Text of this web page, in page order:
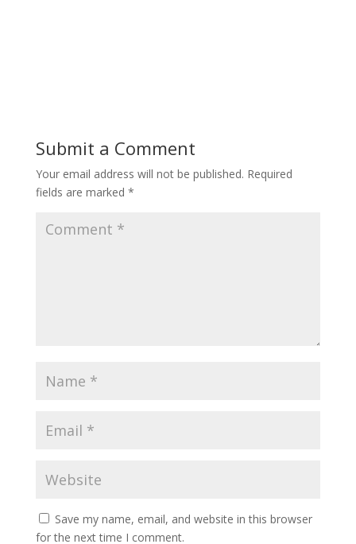
Submit a Comment
Your email address will not be published. Required
fields are marked *
Save my name, email, and website in this browser
for the next time I comment.